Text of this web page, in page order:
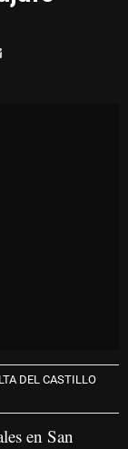
DEL CASTILLO
en San